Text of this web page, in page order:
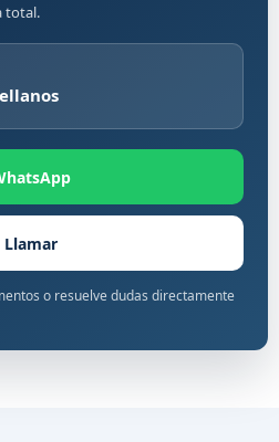
total.
Llamar
o resuelve dudas directamente